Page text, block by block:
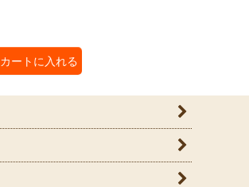
カートに入れる